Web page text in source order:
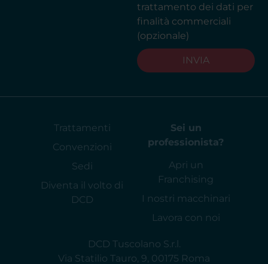
trattamento dei dati per
finalità commerciali
(opzionale)
INVIA
DCD Tuscolano S.r.l.
Via Statilio Tauro, 9, 00175 Roma
Trattamenti
Convenzioni
Sedi
Diventa il volto di
DCD
Sei un
professionista?
Apri un
Franchising
I nostri macchinari
Lavora con noi